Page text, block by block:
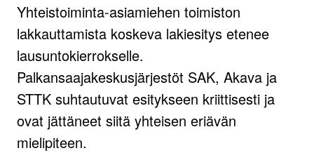
Yhteistoiminta-asiamiehen toimiston
lakkauttamista koskeva lakiesitys etenee
lausuntokierrokselle.
Palkansaajakeskusjärjestöt SAK, Akava ja
STTK suhtautuvat esitykseen kriittisesti ja
ovat jättäneet siitä yhteisen eriävän
mielipiteen.